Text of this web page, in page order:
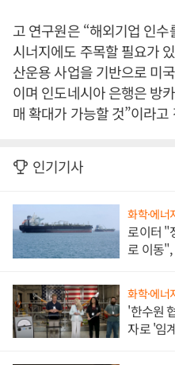
고 연구원은 “해외기업 인
시너지에도 주목할 필요가
산운용 사업을 기반으로 미
이며 인도네시아 은행은 방
매 확대가 가능할 것”이라
인기기사
화학·에너
로이터 "
로 이동
화학·에너
'한수원
자로 '임